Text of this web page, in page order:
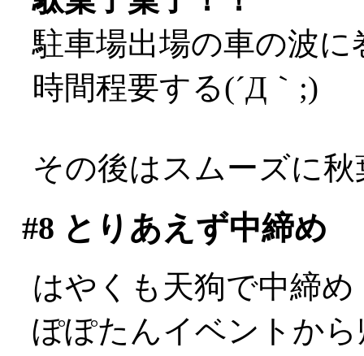
駐車場出場の車の波
時間程要する(´Д｀;)
その後はスムーズに
#8 とりあえず中締め
はやくも天狗で中締め
ぽぽたんイベントか